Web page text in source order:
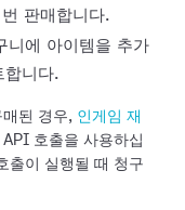
판매합니다.
니에 아이템을 추가
합니다.
된 경우, 인게임 재
API 호출을 사용하십
출이 실행될 때 청구